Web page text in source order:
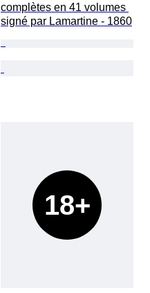
complètes en 41 volumes
signé par Lamartine - 1860
18+